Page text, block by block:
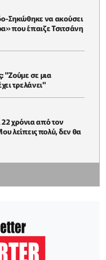
Σηκώθηκε να ακούσει
που έπαιζε Τσιτσάνη
"Ζούμε σε μια
τρελάνει"
χρόνια από τον
λείπεις πολύ, δεν θα